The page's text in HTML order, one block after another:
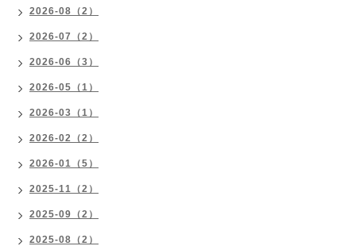
2026-08（2）
2026-07（2）
2026-06（3）
2026-05（1）
2026-03（1）
2026-02（2）
2026-01（5）
2025-11（2）
2025-09（2）
2025-08（2）